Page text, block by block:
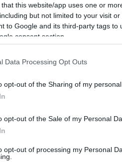
that this website/app uses one or
but not limited to your visit
to Google and its third-party tags
consent section.
Data Processing Opt Outs
opt-out of the Sharing of my personal
opt-out of the Sale of my Personal
opt-out of processing my Personal